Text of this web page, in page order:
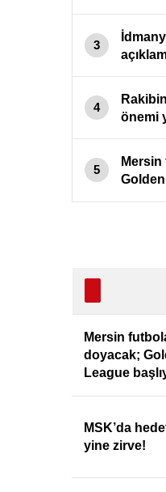
3
4
önemi
5
Mersin
doyacak;
League
MSK’da
yine zirve!